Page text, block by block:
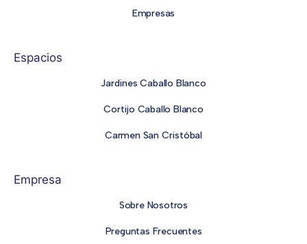
Empresas
Espacios
Jardines Caballo Blanco
Cortijo Caballo Blanco
Carmen San Cristóbal
Empresa
Sobre Nosotros
Preguntas Frecuentes